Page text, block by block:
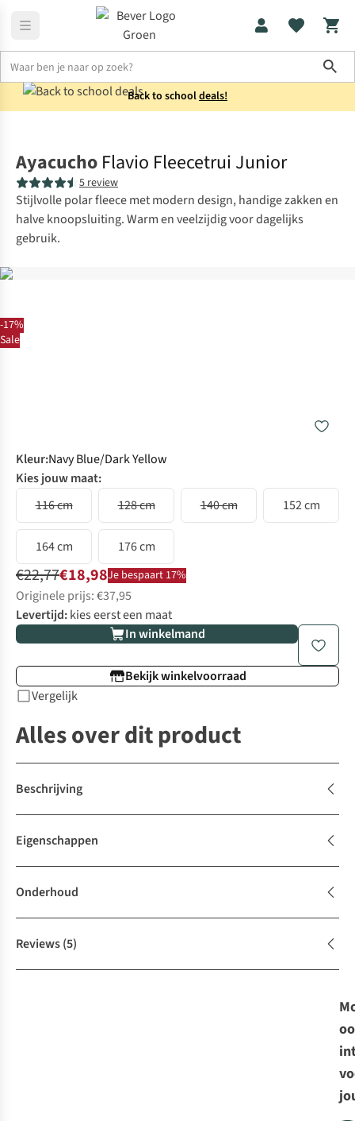
Back to schooldeals!
-17%
Sale
Ayacucho Flavio Fleecetrui Junior
5 review
Stijlvolle polar fleece met modern design, handige zakken en
halve knoopsluiting. Warm en veelzijdig voor dagelijks
gebruik.
Kleur:Navy Blue/Dark Yellow
Kies jouw maat:
116 cm
128 cm 140 cm 152 cm
164 cm 176 cm
€22,77€18,98Je bespaart 17%
Originele prijs: €37,95
Levertijd:kies eerst een maat
In winkelmand
Bekijk winkelvoorraad
Vergelijk
Alles over dit product
Beschrijving
Eigenschappen
Onderhoud
Reviews(5)